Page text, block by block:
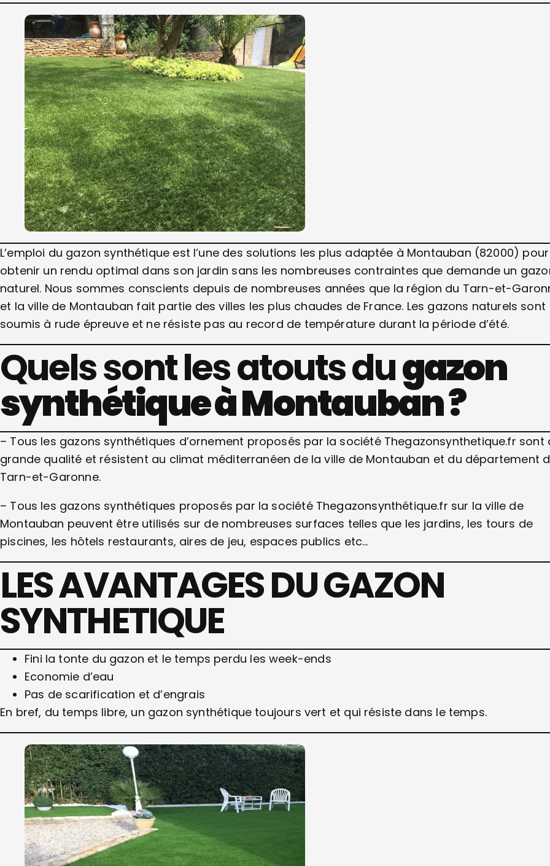
L’emploi du gazon synthétique est l’une des solutions les plus adaptée à Montauban (82000) pour
obtenir un rendu optimal dans son jardin sans les nombreuses contraintes que demande un
naturel. Nous sommes conscients depuis de nombreuses années que la région du Tarn-et-
et la ville de Montauban fait partie des villes les plus chaudes de France. Les gazons naturels sont
soumis à rude épreuve et ne résiste pas au record de température durant la période d’été.
Quels sont les atouts dugazon
synthétique à Montauban ?
– Tous les gazons synthétiques d’ornement proposés par la société Thegazonsynthetique.fr sont
grande qualité et résistent au climat méditerranéen de la ville de Montauban et du département
Tarn-et-Garonne.
– Tous les gazons synthétiques proposés par la société Thegazonsynthétique.fr sur la ville de
Montauban peuvent être utilisés sur de nombreuses surfaces telles que les jardins, les tours de
piscines, les hôtels restaurants, aires de jeu, espaces publics etc…
LES AVANTAGES DU GAZON
SYNTHETIQUE
Fini la tonte du gazon et le temps perdu les week-ends
Economie d’eau
Pas de scarification et d’engrais
En bref, du temps libre, un gazon synthétique toujours vert et qui résiste dans le temps.